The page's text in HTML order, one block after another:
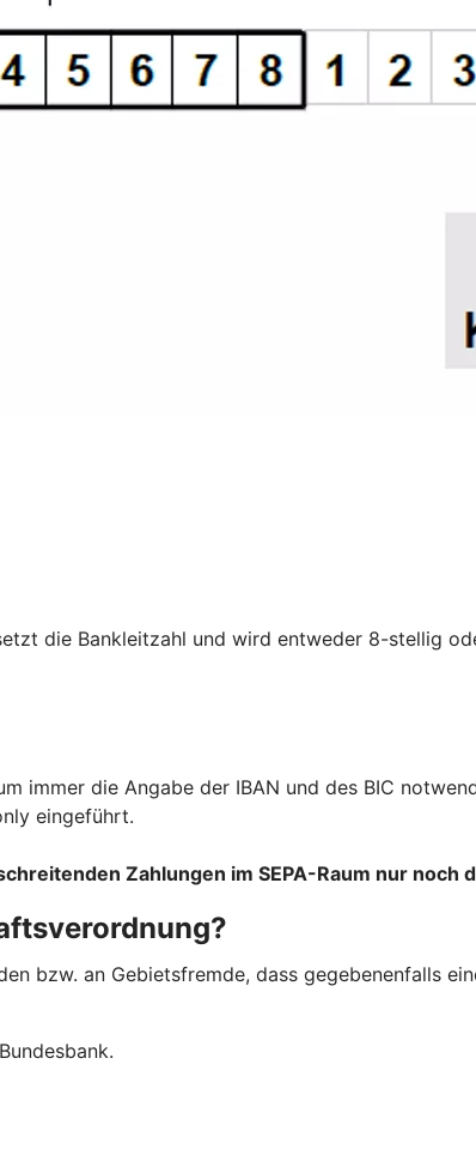
die Bankleitzahl und wird entweder 8-stellig
immer die Angabe der IBAN und des BIC
eingeführt.
Zahlungen im SEPA-Raum nur noch
bzw. an Gebietsfremde, dass gegebenenfalls